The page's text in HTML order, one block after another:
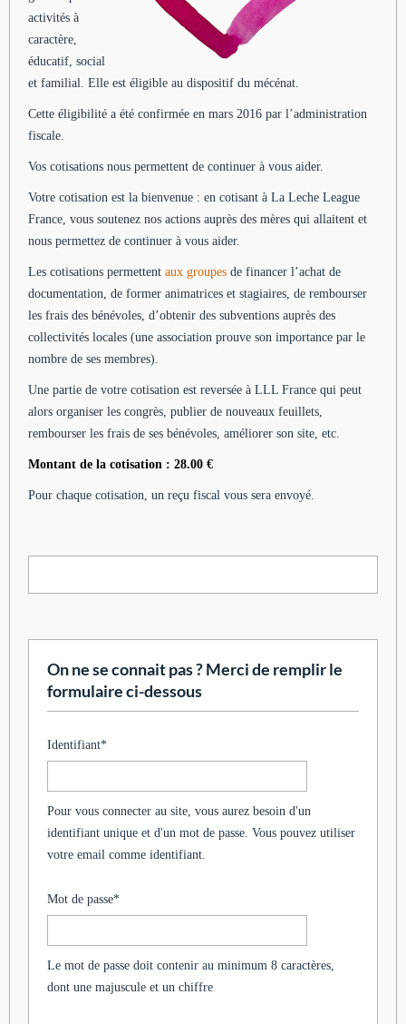
activités à
caractère,
éducatif, social
et familial. Elle est éligible au dispositif du mécénat.
Cette éligibilité a été confirmée en mars 2016 par l’administration
fiscale.
Vos cotisations nous permettent de continuer à vous aider.
Votre cotisation est la bienvenue : en cotisant à La Leche League
France, vous soutenez nos actions auprès des mères qui allaitent et
nous permettez de continuer à vous aider.
Les cotisations permettent aux groupes de financer l’achat de
documentation, de former animatrices et stagiaires, de rembourser
les frais des bénévoles, d’obtenir des subventions auprès des
collectivités locales (une association prouve son importance par le
nombre de ses membres).
Une partie de votre cotisation est reversée à LLL France qui peut
alors organiser les congrès, publier de nouveaux feuillets,
rembourser les frais de ses bénévoles, améliorer son site, etc.
Montant de la cotisation : 28.00 €
Pour chaque cotisation, un reçu fiscal vous sera envoyé.
On ne se connait pas ? Merci de remplir le
formulaire ci-dessous
Identifiant*
Pour vous connecter au site, vous aurez besoin d'un
identifiant unique et d'un mot de passe. Vous pouvez utiliser
votre email comme identifiant.
Mot de passe*
Le mot de passe doit contenir au minimum 8 caractères,
dont une majuscule et un chiffre